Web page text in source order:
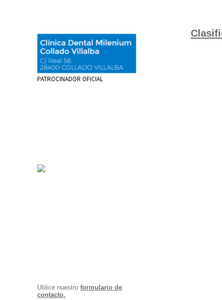
PATROCINADOR OFICIAL
Utilice nuestro formulario de
contacto.